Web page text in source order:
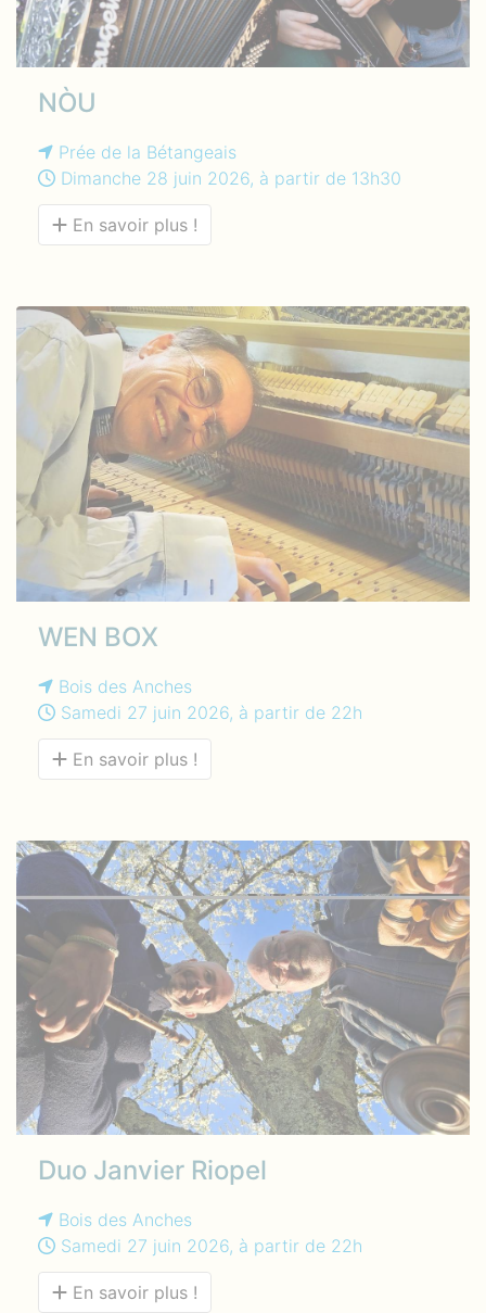
NÒU
Prée de la Bétangeais
Dimanche 28 juin 2026, à partir de 13h30
En savoir plus !
WEN BOX
Bois des Anches
Samedi 27 juin 2026, à partir de 22h
En savoir plus !
Duo Janvier Riopel
Bois des Anches
Samedi 27 juin 2026, à partir de 22h
En savoir plus !